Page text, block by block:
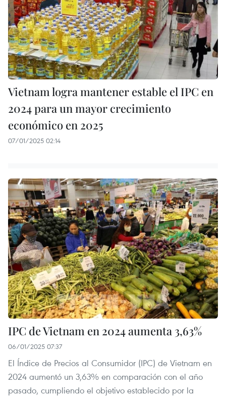
Vietnam logra mantener estable el IPC en
2024 para un mayor crecimiento
económico en 2025
07/01/2025 02:14
IPC de Vietnam en 2024 aumenta 3,63%
06/01/2025 07:37
El Índice de Precios al Consumidor (IPC) de Vietnam en
2024 aumentó un 3,63% en comparación con el año
pasado, cumpliendo el objetivo establecido por la